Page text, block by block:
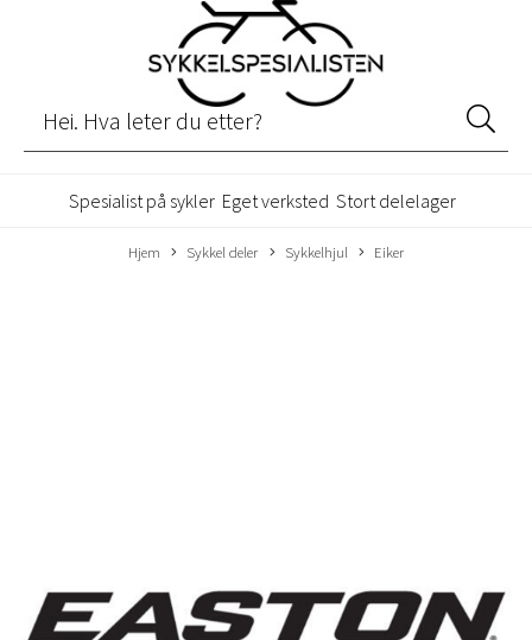
Spesialist på sykler Eget verksted Stort delelager
Hjem Sykkel deler Sykkelhjul Eiker